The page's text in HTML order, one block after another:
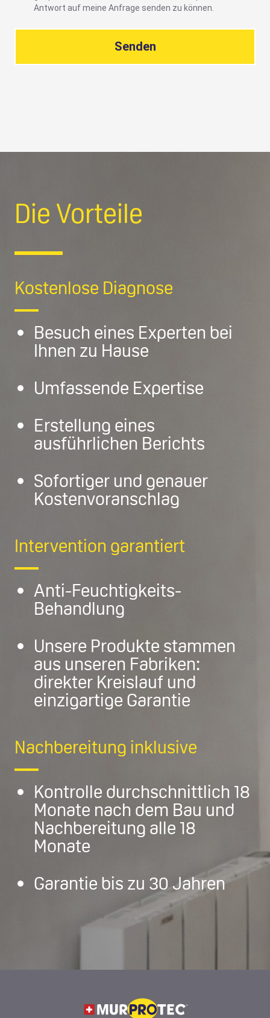
Antwort auf meine Anfrage senden zu können.
Senden
Die Vorteile
Kostenlose Diagnose
Besuch eines Experten bei
Ihnen zu Hause
Umfassende Expertise
Erstellung eines
ausführlichen Berichts
Sofortiger und genauer
Kostenvoranschlag
Intervention garantiert
Anti-Feuchtigkeits-
Behandlung
Unsere Produkte stammen
aus unseren Fabriken:
direkter Kreislauf und
einzigartige Garantie
Nachbereitung inklusive
Kontrolle durchschnittlich 18
Monate nach dem Bau und
Nachbereitung alle 18
Monate
Garantie bis zu 30 Jahren